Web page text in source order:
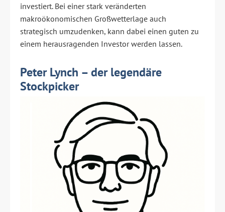
investiert. Bei einer stark veränderten
makroökonomischen Großwetterlage auch
strategisch umzudenken, kann dabei einen guten zu
einem herausragenden Investor werden lassen.
Peter Lynch – der legendäre
Stockpicker